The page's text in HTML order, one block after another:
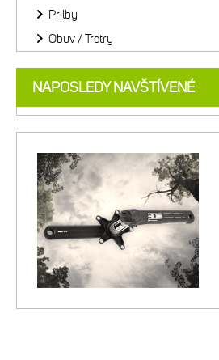
Prilby
Obuv / Tretry
NAPOSLEDY NAVŠTÍVENÉ